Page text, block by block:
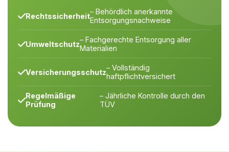
Rechtssicherheit– Behördlich anerkannte
Entsorgungsnachweise
Umweltschutz– Fachgerechte Entsorgung aller
Materialien
Versicherungsschutz– Vollständig
haftpflichtversichert
Regelmäßige
Prüfung
– Jährliche Kontrolle durch den
TÜV